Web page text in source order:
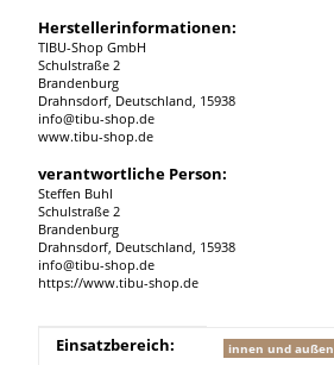
Herstellerinformationen:
TIBU-Shop GmbH
Schulstraße 2
Brandenburg
Drahnsdorf, Deutschland, 15938
info@tibu-shop.de
www.tibu-shop.de
verantwortliche Person:
Steffen Buhl
Schulstraße 2
Brandenburg
Drahnsdorf, Deutschland, 15938
info@tibu-shop.de
https://www.tibu-shop.de
Produkteigenschaft
Wert
Einsatzbereich: innen und außen